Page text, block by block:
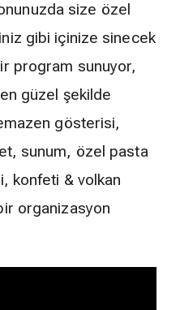
size özel
gibi içinize sinecek
program sunuyor,
güzel şekilde
gösterisi,
sunum, özel pasta
konfeti & volkan
organizasyon